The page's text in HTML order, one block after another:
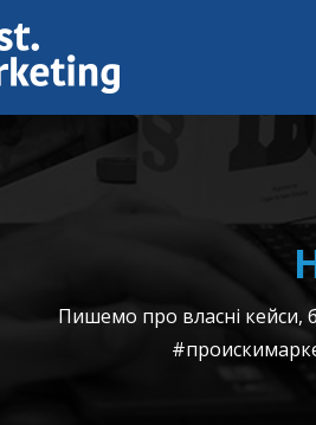
Пишемо про власні кейси,